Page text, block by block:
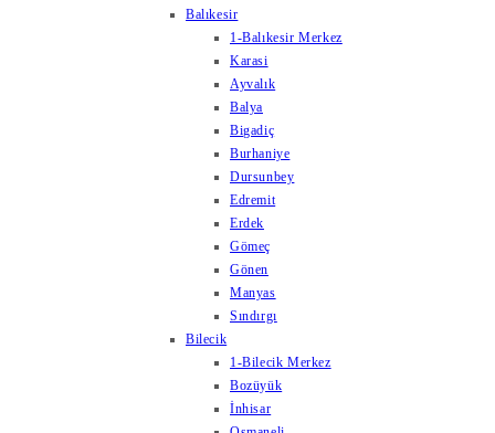
Balıkesir
1-Balıkesir Merkez
Karasi
Ayvalık
Balya
Bigadiç
Burhaniye
Dursunbey
Edremit
Erdek
Gömeç
Gönen
Manyas
Sındırgı
Bilecik
1-Bilecik Merkez
Bozüyük
İnhisar